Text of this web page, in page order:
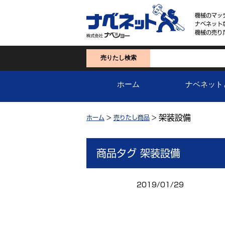
機械のマッ
ナベネット
機械の売り
売りたし検索
ホーム ナベネット
ホーム > 売りたし商品 > 架装設備
商品タグ 架装設備
2019/01/29